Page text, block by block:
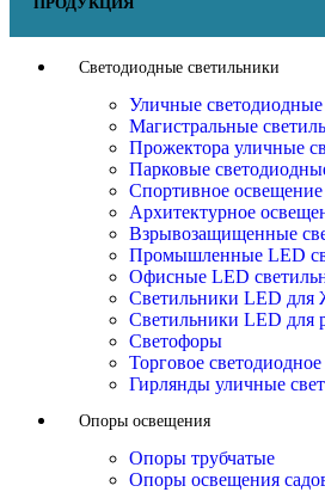
Светодиодные светильники
Уличные светодиодные
Магистральные
Прожектора уличные
Парковые
Спортивное освещение
Архитектурное
Взрывозащищенные
Промышленные LED
Офисные LED
Cветильники LED
Светильники LED для
Светофоры
Торговое
Гирлянды уличные
Опоры освещения
Опоры трубчатые
Опоры освещения